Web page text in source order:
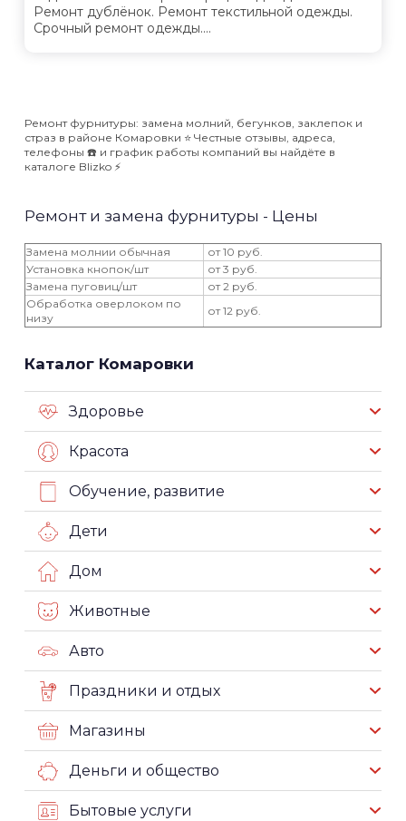
Ремонт дублёнок. Ремонт текстильной одежды.
Срочный ремонт одежды....
Ремонт фурнитуры: замена молний, бегунков, заклепок и
страз в районе Комаровки ⭐️ Честные отзывы, адреса,
телефоны ☎️ и график работы компаний вы найдёте в
каталоге Blizko ⚡️
Ремонт и замена фурнитуры - Цены
Замена молнии обычная
от 10 руб.
Установка кнопок/шт
от 3 руб.
Замена пуговиц/шт
от 2 руб.
Обработка оверлоком по
низу
от 12 руб.
Каталог Комаровки
Здоровье
Красота
Обучение, развитие
Дети
Дом
Животные
Авто
Праздники и отдых
Магазины
Деньги и общество
Бытовые услуги